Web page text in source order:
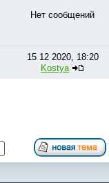
Нет сообщений
15 12 2020, 18:20
Kostya